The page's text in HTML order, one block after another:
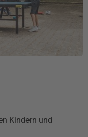
Kindern und